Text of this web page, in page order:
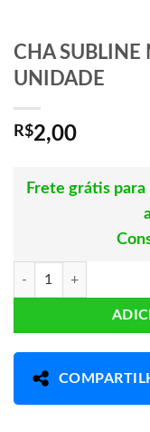
CHA
UNIDADE
R$2,00
Frete grátis
CHA SUBLINE NOITE